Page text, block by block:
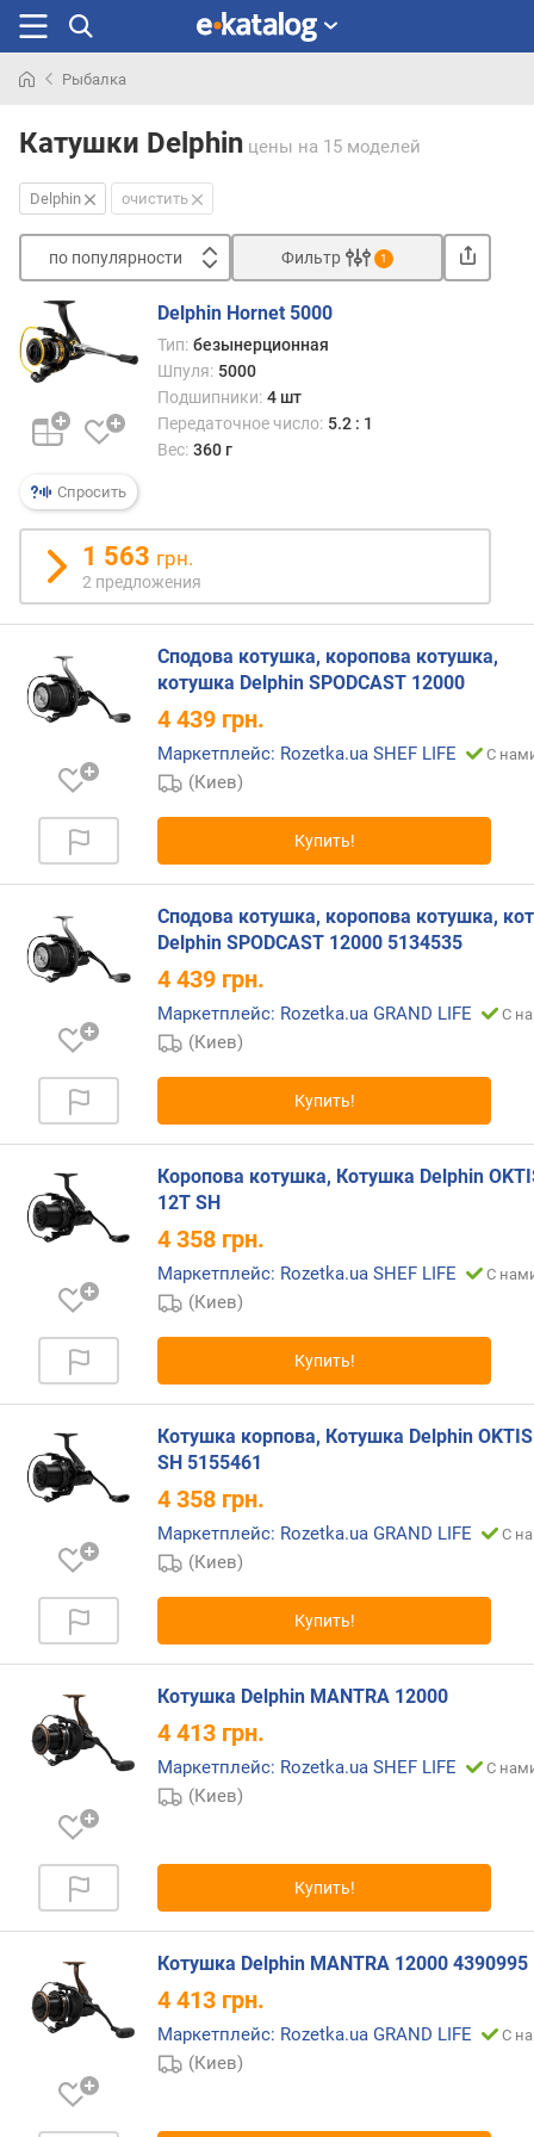
раньше
Рыбалка
Катушки Delphin цены на 15 моделей
Delphin очистить
по популярности
п
о
п
п
я
р
н
о
с
т
и
о
т
е
ы
к
д
о
о
и
т
д
о
г
к
д
е
ш
е
в
м
п
з
ы
в
а
е
д
о
а
в
л
Фильтр 1
Спросить
Delphin Hornet 5000
Тип: безынерционная
Шпуля: 5000
Подшипники: 4 шт
Передаточное число: 5.2 : 1
Вес: 360 г
1 563 грн.
2 предложения
Сподова котушка, коропова котушка,
котушка Delphin SPODCAST 12000
4 439 грн.
Маркетплейс: Rozetka.ua SHEF LIFE С
(Киев)
Купить!
Сподова котушка, коропова котушка,
Delphin SPODCAST 12000 5134535
4 439 грн.
Маркетплейс: Rozetka.ua GRAND LIFE С
(Киев)
Купить!
Коропова котушка, Котушка Delphin
12T SH
4 358 грн.
Маркетплейс: Rozetka.ua SHEF LIFE С
(Киев)
Купить!
Котушка корпова, Котушка Delphin
SH 5155461
4 358 грн.
Маркетплейс: Rozetka.ua GRAND LIFE С
(Киев)
Купить!
Котушка Delphin MANTRA 12000
4 413 грн.
Маркетплейс: Rozetka.ua SHEF LIFE С
(Киев)
Купить!
Котушка Delphin MANTRA 12000 4390995
4 413 грн.
Маркетплейс: Rozetka.ua GRAND LIFE С
(Киев)